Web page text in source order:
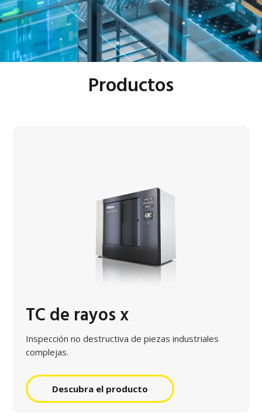
Productos
TC de rayos x
Inspección no destructiva de piezas industriales
complejas.
Descubra el producto